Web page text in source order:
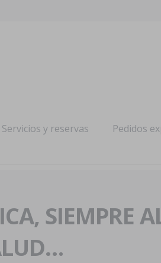
Servicios y reservas Pedidos
SIEMPRE